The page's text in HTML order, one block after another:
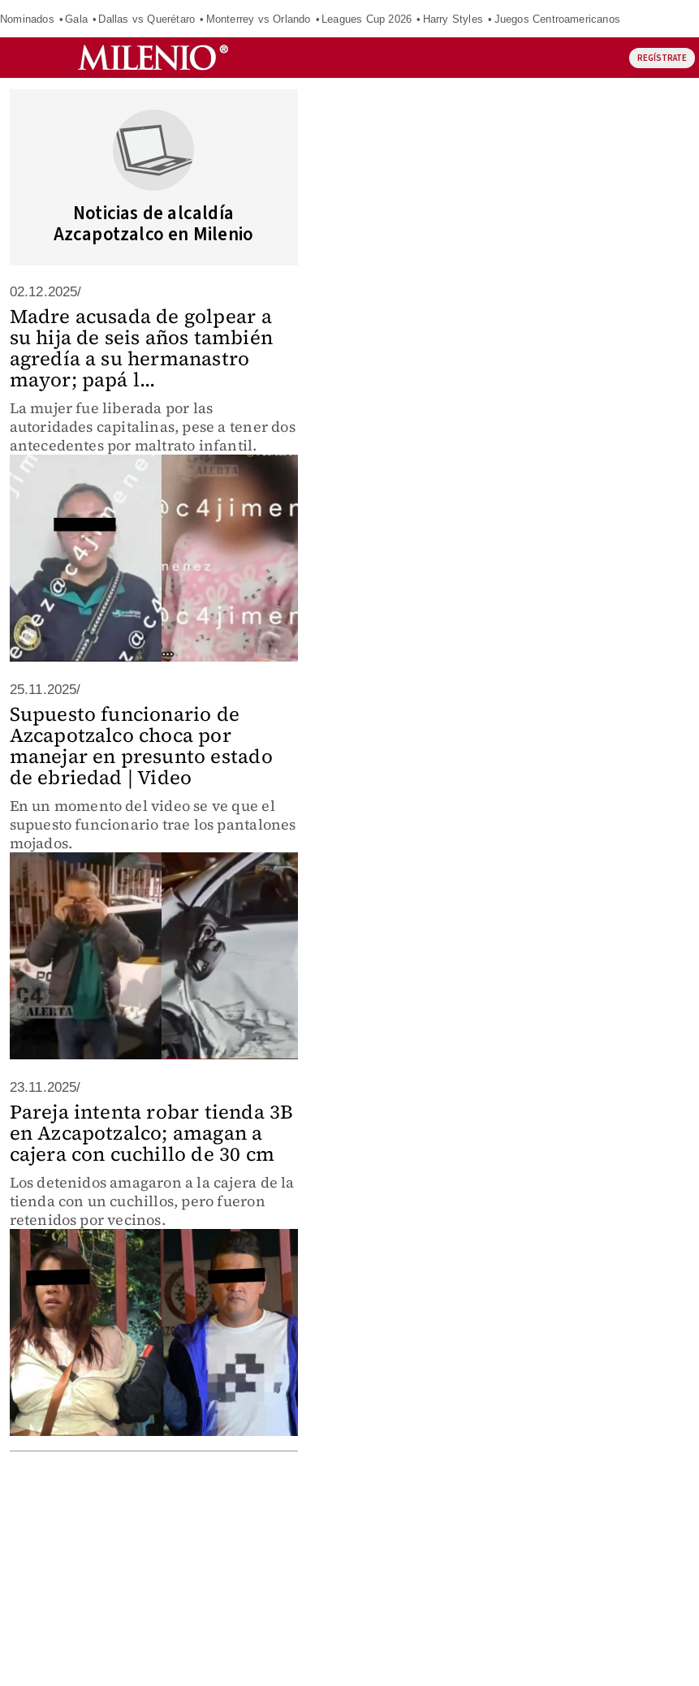
Nominados Gala Dallas vs Querétaro Monterrey vs Orlando Leagues Cup 2026 Harry Styles Juegos Centroamericanos
REGÍSTRATE
Noticias de alcaldía
Azcapotzalco en Milenio
02.12.2025/
Madre acusada de golpear a
su hija de seis años también
agredía a su hermanastro
mayor; papá l...
La mujer fue liberada por las
autoridades capitalinas, pese a tener dos
antecedentes por maltrato infantil.
25.11.2025/
Supuesto funcionario de
Azcapotzalco choca por
manejar en presunto estado
de ebriedad | Video
En un momento del video se ve que el
supuesto funcionario trae los pantalones
mojados.
23.11.2025/
Pareja intenta robar tienda 3B
en Azcapotzalco; amagan a
cajera con cuchillo de 30 cm
Los detenidos amagaron a la cajera de la
tienda con un cuchillos, pero fueron
retenidos por vecinos.